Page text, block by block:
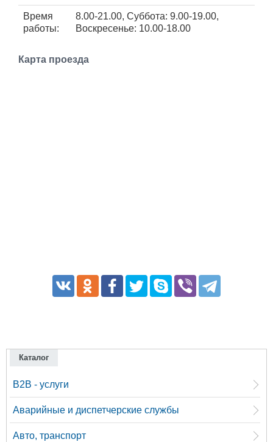
Объявления
Время
работы:
8.00-21.00, Суббота: 9.00-19.00,
Воскресенье: 10.00-18.00
Карта проезда
Каталог
B2B - услуги
Аварийные и диспетчерские службы
Авто, транспорт